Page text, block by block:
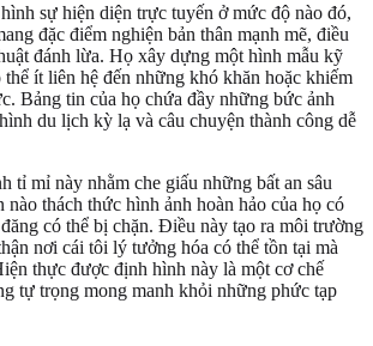
sự hiện diện trực tuyến ở mức độ nào đó,
đặc điểm nghiện bản thân mạnh mẽ, điều
đánh lừa. Họ xây dựng một hình mẫu kỹ
thể ít liên hệ đến những khó khăn hoặc khiếm
Bảng tin của họ chứa đầy những bức ảnh
du lịch kỳ lạ và câu chuyện thành công dễ
tỉ mỉ này nhằm che giấu những bất an sâu
thách thức hình ảnh hoàn hảo của họ có
có thể bị chặn. Điều này tạo ra môi trường
nơi cái tôi lý tưởng hóa có thể tồn tại mà
thực được định hình này là một cơ chế
tự trọng mong manh khỏi những phức tạp